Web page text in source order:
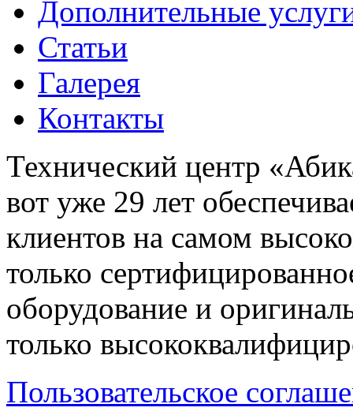
Дополнительные
Статьи
Галерея
Контакты
Технический центр
вот уже 29 лет
клиентов на самом
только
оборудование и
только
Пользовательское